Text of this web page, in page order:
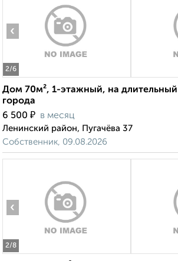
2/6
‹
Дом 70м², 1-этажный, на длительный
города
6 500 ₽ в месяц
Ленинский район, Пугачёва 37
Собственник, 09.08.2026
2/8
‹